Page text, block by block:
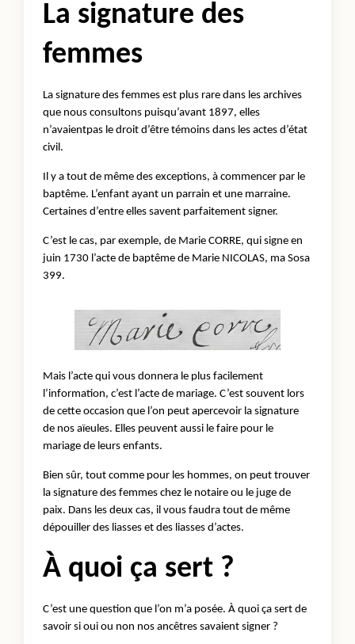
La signature des
femmes
La signature des femmes est plus rare dans les archives
que nous consultons puisqu’avant 1897, elles
n’avaientpas le droit d’être témoins dans les actes d’état
civil.
Il y a tout de même des exceptions, à commencer par le
baptême. L’enfant ayant un parrain et une marraine.
Certaines d’entre elles savent parfaitement signer.
C’est le cas, par exemple, de Marie CORRE, qui signe en
juin 1730 l’acte de baptême de Marie NICOLAS, ma Sosa
399.
Mais l’acte qui vous donnera le plus facilement
l’information, c’est l’acte de mariage. C’est souvent lors
de cette occasion que l’on peut apercevoir la signature
de nos aïeules. Elles peuvent aussi le faire pour le
mariage de leurs enfants.
Bien sûr, tout comme pour les hommes, on peut trouver
la signature des femmes chez le notaire ou le juge de
paix. Dans les deux cas, il vous faudra tout de même
dépouiller des liasses et des liasses d’actes.
À quoi ça sert ?
C’est une question que l’on m’a posée. À quoi ça sert de
savoir si oui ou non nos ancêtres savaient signer ?